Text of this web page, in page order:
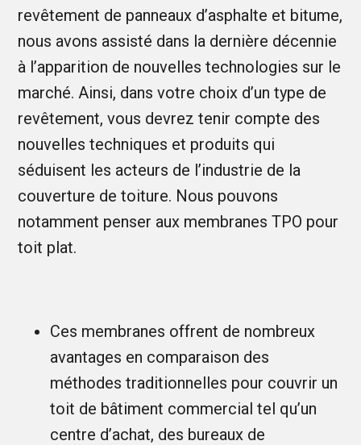
revêtement de panneaux d’asphalte et bitume,
nous avons assisté dans la dernière décennie
à l’apparition de nouvelles technologies sur le
marché. Ainsi, dans votre choix d’un type de
revêtement, vous devrez tenir compte des
nouvelles techniques et produits qui
séduisent les acteurs de l’industrie de la
couverture de toiture. Nous pouvons
notamment penser aux membranes TPO pour
toit plat.
Ces membranes offrent de nombreux
avantages en comparaison des
méthodes traditionnelles pour couvrir un
toit de bâtiment commercial tel qu’un
centre d’achat, des bureaux de